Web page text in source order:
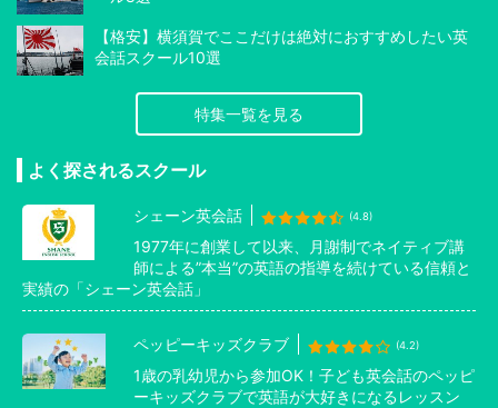
【格安】横須賀でここだけは絶対におすすめしたい英
会話スクール10選
特集一覧を見る
よく探されるスクール
シェーン英会話 (4.8)
1977年に創業して以来、月謝制でネイティブ講
師による”本当”の英語の指導を続けている信頼と
実績の「シェーン英会話」
ペッピーキッズクラブ (4.2)
1歳の乳幼児から参加OK！子ども英会話のペッピ
ーキッズクラブで英語が大好きになるレッスン